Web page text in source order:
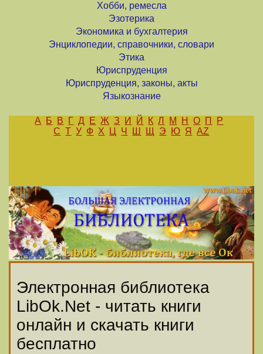
Хобби, ремесла
Эзотерика
Экономика и бухгалтерия
Энциклопедии, справочники, словари
Этика
Юриспруденция
Юриспруденция, законы, акты
Языкознание
А Б В Г Д Е Ж З И Й К Л М Н О П
Р
С Т У Ф Х Ц Ч Ш Щ Э Ю Я AZ
Электронная библиотека
LibOk.Net - читать книги
онлайн и скачать книги
бесплатно